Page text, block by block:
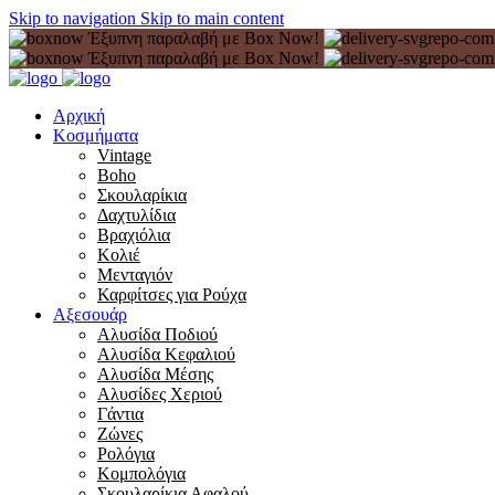
Skip to navigation Skip to main content
Έξυπνη παραλαβή με Box Now!
Έξυπνη παραλαβή με Box Now!
Αρχική
Κοσμήματα
Vintage
Boho
Σκουλαρίκια
Δαχτυλίδια
Βραχιόλια
Κολιέ
Μενταγιόν
Καρφίτσες για Ρούχα
Αξεσουάρ
Αλυσίδα Ποδιού
Αλυσίδα Κεφαλιού
Αλυσίδα Μέσης
Αλυσίδες Χεριού
Γάντια
Ζώνες
Ρολόγια
Κομπολόγια